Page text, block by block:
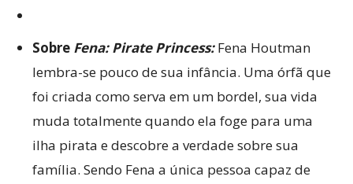
Sobre Fena: Pirate Princess:Fena Houtman
lembra-se pouco de sua infância. Uma órfã que
foi criada como serva em um bordel, sua vida
muda totalmente quando ela foge para uma
ilha pirata e descobre a verdade sobre sua
família. Sendo Fena a única pessoa capaz de